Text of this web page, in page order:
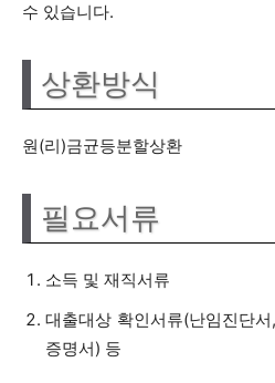
수 있습니다.
상환방식
원(리)금균등분할상환
필요서류
소득 및 재직서류
대출대상 확인서류(난임진단
증명서) 등